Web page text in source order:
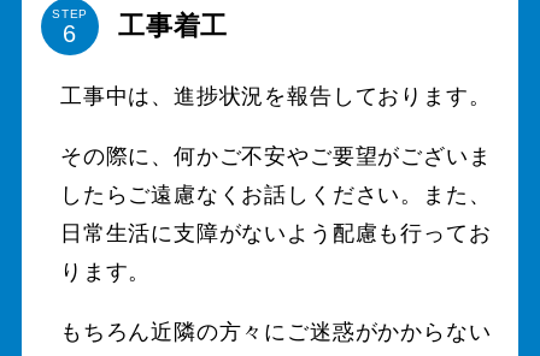
STEP 工事着工
工事中は、進捗状況を報告しております。
その際に、何かご不安やご要望がございま
したらご遠慮なくお話しください。また、
日常生活に支障がないよう配慮も行ってお
ります。
もちろん近隣の方々にご迷惑がかからない